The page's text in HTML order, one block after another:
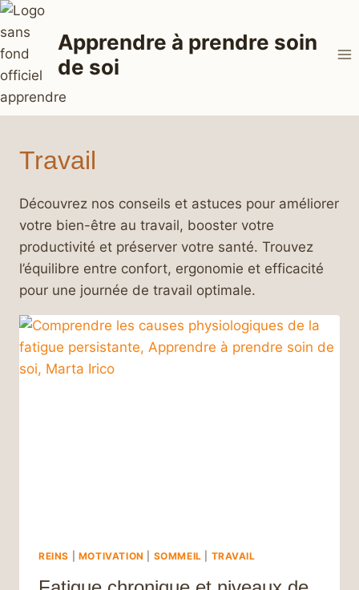
Aller
au
contenu
Apprendre à prendre soin
de soi
Travail
Découvrez nos conseils et astuces pour améliorer
votre bien-être au travail, booster votre
productivité et préserver votre santé. Trouvez
l’équilibre entre confort, ergonomie et efficacité
pour une journée de travail optimale.
REINS MOTIVATION SOMMEIL TRAVAIL